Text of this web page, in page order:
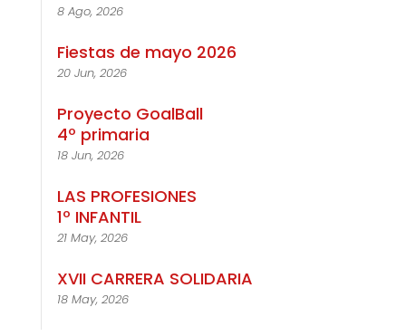
8 Ago, 2026
Fiestas de mayo 2026
20 Jun, 2026
Proyecto GoalBall
4º primaria
18 Jun, 2026
LAS PROFESIONES
1º INFANTIL
21 May, 2026
XVII CARRERA SOLIDARIA
18 May, 2026